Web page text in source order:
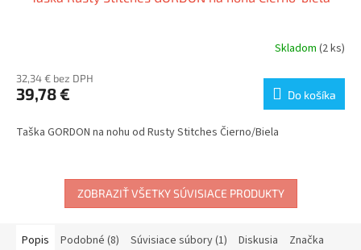
Skladom (2 ks)
32,34 € bez DPH
39,78 € Do košíka
Taška GORDON na nohu od Rusty Stitches Čierno/Biela
ZOBRAZIŤ VŠETKY SÚVISIACE PRODUKTY
Popis Podobné (8) Súvisiace súbory (1) Diskusia Značka